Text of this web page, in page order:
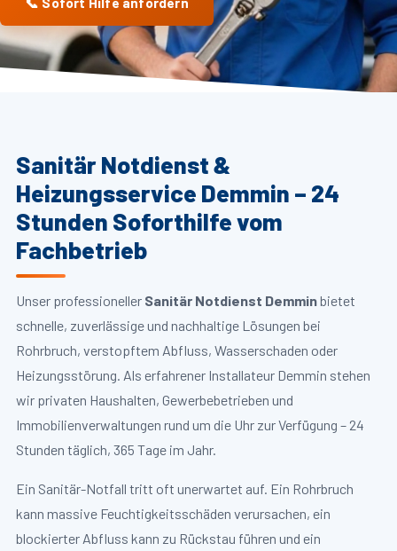
Sanitär Notdienst &
Heizungsservice Demmin – 24
Stunden Soforthilfe vom
Fachbetrieb
Unser professioneller Sanitär Notdienst Demminbietet
schnelle, zuverlässige und nachhaltige Lösungen bei
Rohrbruch, verstopftem Abfluss, Wasserschaden oder
Heizungsstörung. Als erfahrener Installateur Demmin stehen
wir privaten Haushalten, Gewerbebetrieben und
Immobilienverwaltungen rund um die Uhr zur Verfügung – 24
Stunden täglich, 365 Tage im Jahr.
Ein Sanitär-Notfall tritt oft unerwartet auf. Ein Rohrbruch
kann massive Feuchtigkeitsschäden verursachen, ein
blockierter Abfluss kann zu Rückstau führen und ein